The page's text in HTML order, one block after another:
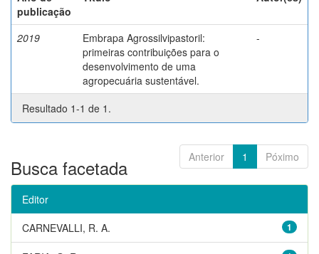
publicação
2019
Embrapa Agrossilvipastoril:
primeiras contribuições para o
desenvolvimento de uma
agropecuária sustentável.
-
Resultado 1-1 de 1.
Anterior 1 Póximo
Busca facetada
Editor
1
CARNEVALLI, R. A.